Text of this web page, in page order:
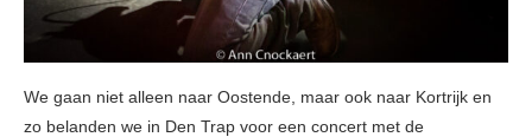
We gaan niet alleen naar Oostende, maar ook naar Kortrijk en
zo belanden we in Den Trap voor een concert met de